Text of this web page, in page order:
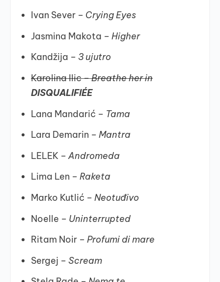
⁠Ivan Sever – Crying Eyes
⁠Jasmina Makota – Higher
⁠Kandžija – 3 ujutro
⁠Karolina Ilic –Breathe her in
DISQUALIFIÉE
⁠Lana Mandarić – Tama
⁠Lara Demarin – Mantra
⁠LELEK –Andromeda
⁠Lima Len – Raketa
⁠Marko Kutlić – Neotuđivo
⁠Noelle – Uninterrupted
⁠Ritam Noir – Profumi di mare
⁠Sergej – Scream